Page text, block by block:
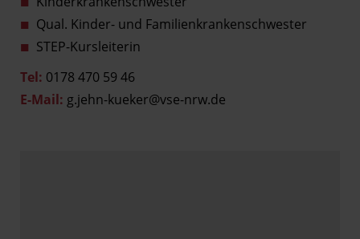
Qual. Kinder- und Familienkrankenschwester
STEP-Kursleiterin
Tel: 0178 470 59 46
E-Mail: g.jehn-kueker@vse-nrw.de